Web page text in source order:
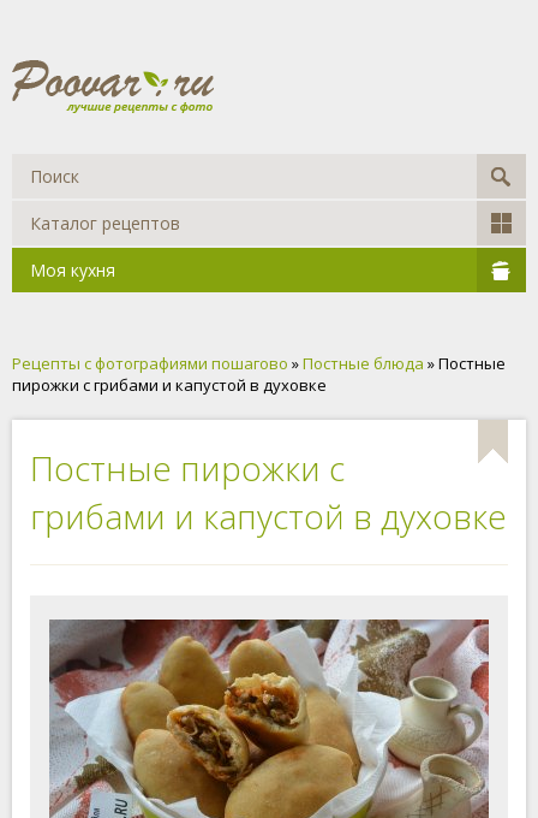
Каталог рецептов
Моя кухня
Рецепты с фотографиями пошагово »Постные блюда » Постные
пирожки с грибами и капустой в духовке
Постные пирожки с
грибами и капустой в духовке